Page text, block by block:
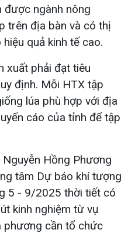
được ngành nông
trên địa bàn và có thị
quả kinh tế cao.
xuất phải đạt tiêu
định. Mỗi HTX tập
lúa phù hợp với địa
cáo của tỉnh để tập
Hồng Phương
tâm Dự báo khí tượng
5 - 9/2025 thời tiết có
kinh nghiệm từ vụ
phương cần tổ chức